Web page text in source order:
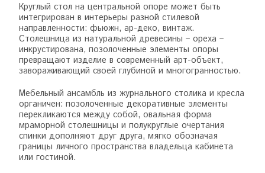
Круглый стол на центральной опоре может быть
интегрирован в интерьеры разной стилевой
направленности: фьюжн, ар-деко, винтаж.
Столешница из натуральной древесины – ореха –
инкрустирована, позолоченные элементы опоры
превращают изделие в современный арт-объект,
завораживающий своей глубиной и многогранностью.
Мебельный ансамбль из журнального столика и кресла
органичен: позолоченные декоративные элементы
перекликаются между собой, овальная форма
мраморной столешницы и полукруглые очертания
спинки дополняют друг друга, мягко обозначая
границы личного пространства владельца кабинета
или гостиной.